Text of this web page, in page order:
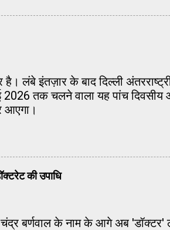
है। लंबे इंतज़ार के बाद दिल्ली
2026 तक चलने वाला यह पांच
आएगा।
की उपाधि
बर्णवाल के नाम के आगे अब